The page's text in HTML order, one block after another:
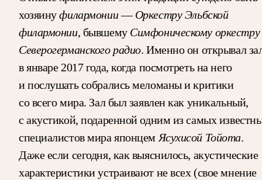
хозяинуфилармонии—ОркеструЭльбской
филармонии, бывшему Симфоническому оркестру
Северогерманского радио. Именно он открывал
в январе 2017 года, когда посмотреть на него
и послушать собрались меломаны и критики
со всего мира. Зал был заявлен как уникальный,
с акустикой, подаренной одним из самых
специалистов мира японцем Ясухисой Тойота.
Даже если сегодня, как выяснилось, акустические
характеристики устраивают не всех (свое мнение